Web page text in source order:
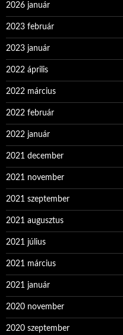
2026 január
2023 február
2023 január
2022 április
2022 március
2022 február
2022 január
2021 december
2021 november
2021 szeptember
2021 augusztus
2021 július
2021 március
2021 január
2020 november
2020 szeptember